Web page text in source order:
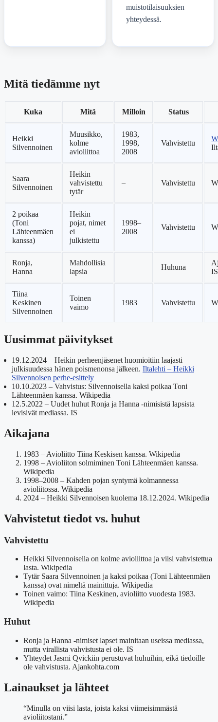
muistotilaisuuksien
yhteydessä.
Mitä tiedämme nyt
Kuka Mitä Milloin Status
Heikki
Silvennoinen
Muusikko,
kolme
avioliittoa
1983,
1998,
2008
Vahvistettu
Saara
Silvennoinen
Heikin
vahvistettu
tytär
– Vahvistettu
2 poikaa
(Toni
Lähteenmäen
kanssa)
Heikin
pojat, nimet
ei
julkistettu
1998–
2008
Vahvistettu
Ronja,
Hanna
Mahdollisia
lapsia
– Huhuna
IS
Tiina
Keskinen
Silvennoinen
Toinen
vaimo
1983 Vahvistettu
Uusimmat päivitykset
19.12.2024 – Heikin perheenjäsenet huomioitiin laajasti
julkisuudessa hänen poismenonsa jälkeen. Iltalehti – Heikki
Silvennoisen perhe-esittely
10.10.2023 – Vahvistus: Silvennoisella kaksi poikaa Toni
Lähteenmäen kanssa. Wikipedia
12.5.2022 – Uudet huhut Ronja ja Hanna -nimisistä lapsista
levisivät mediassa. IS
Aikajana
1983 – Avioliitto Tiina Keskisen kanssa. Wikipedia
1998 – Avioliiton solmiminen Toni Lähteenmäen kanssa.
Wikipedia
1998–2008 – Kahden pojan syntymä kolmannessa
avioliitossa. Wikipedia
2024 – Heikki Silvennoisen kuolema 18.12.2024. Wikipedia
Vahvistetut tiedot vs. huhut
Vahvistettu
Heikki Silvennoisella on kolme avioliittoa ja viisi vahvistettua
lasta. Wikipedia
Tytär Saara Silvennoinen ja kaksi poikaa (Toni Lähteenmäen
kanssa) ovat nimeltä mainittuja. Wikipedia
Toinen vaimo: Tiina Keskinen, avioliitto vuodesta 1983.
Wikipedia
Huhut
Ronja ja Hanna -nimiset lapset mainitaan useissa mediassa,
mutta virallista vahvistusta ei ole. IS
Yhteydet Jasmi Qvickiin perustuvat huhuihin, eikä tiedoille
ole vahvistusta. Ajankohta.com
Lainaukset ja lähteet
“Minulla on viisi lasta, joista kaksi viimeisimmästä
avioliitostani.”